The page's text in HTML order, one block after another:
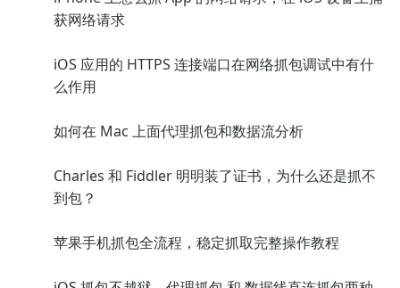
获网络请求
iOS 应用的 HTTPS 连接端口在网络抓包调试中有什
么作用
如何在 Mac 上面代理抓包和数据流分析
Charles 和 Fiddler 明明装了证书，为什么还是抓不
到包？
苹果手机抓包全流程，稳定抓取完整操作教程